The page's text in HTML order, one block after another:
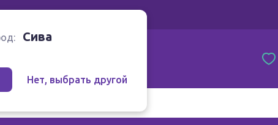
Сива
Нет, выбрать другой